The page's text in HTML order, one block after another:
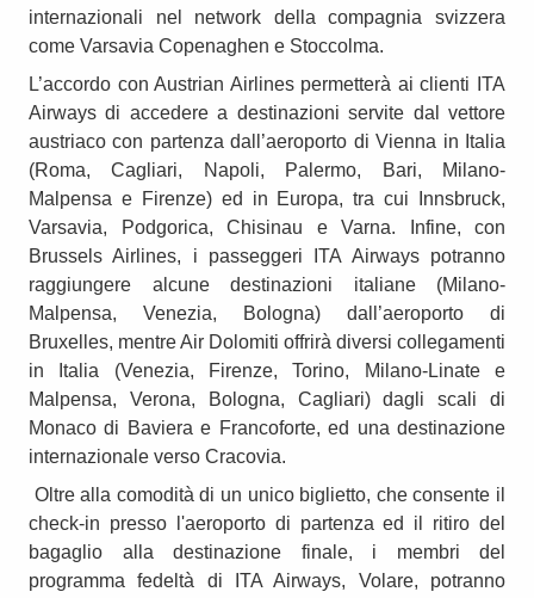
internazionali nel network della compagnia svizzera
come Varsavia Copenaghen e Stoccolma.
L’accordo con Austrian Airlines permetterà ai clienti ITA
Airways di accedere a destinazioni servite dal vettore
austriaco con partenza dall’aeroporto di Vienna in Italia
(Roma, Cagliari, Napoli, Palermo, Bari, Milano-
Malpensa e Firenze) ed in Europa, tra cui Innsbruck,
Varsavia, Podgorica, Chisinau e Varna. Infine, con
Brussels Airlines, i passeggeri ITA Airways potranno
raggiungere alcune destinazioni italiane (Milano-
Malpensa, Venezia, Bologna) dall’aeroporto di
Bruxelles, mentre Air Dolomiti offrirà diversi collegamenti
in Italia (Venezia, Firenze, Torino, Milano-Linate e
Malpensa, Verona, Bologna, Cagliari) dagli scali di
Monaco di Baviera e Francoforte, ed una destinazione
internazionale verso Cracovia.
Oltre alla comodità di un unico biglietto, che consente il
check-in presso l'aeroporto di partenza ed il ritiro del
bagaglio alla destinazione finale, i membri del
programma fedeltà di ITA Airways, Volare, potranno